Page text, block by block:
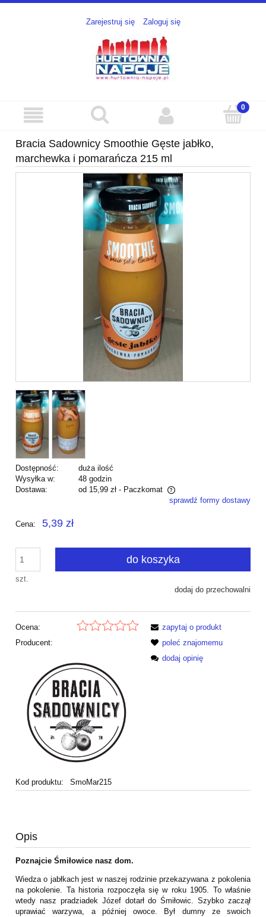
Zarejestruj się Zaloguj się
Bracia Sadownicy Smoothie Gęste jabłko,
marchewka i pomarańcza 215 ml
Dostępność:
duża ilość
Wysyłka w:
48 godzin
Dostawa:
od 15,99 zł - Paczkomat
Cena nie zawiera ewentualnych kosztów płatnościsprawdź formy dostawy
Cena: 5,39 zł
szt.
do koszyka
dodaj do przechowalni
Ocena:
Producent:
Kod produktu: SmoMar215
zapytaj o produkt
poleć znajomemu
dodaj opinię
Opis
Poznajcie Śmiłowice nasz dom.
Wiedza o jabłkach jest w naszej rodzinie przekazywana z pokolenia
na pokolenie. Ta historia rozpoczęła się w roku 1905. To właśnie
wtedy nasz pradziadek Józef dotarł do Śmiłowic. Szybko zaczął
uprawiać warzywa, a później owoce. Był dumny ze swoich